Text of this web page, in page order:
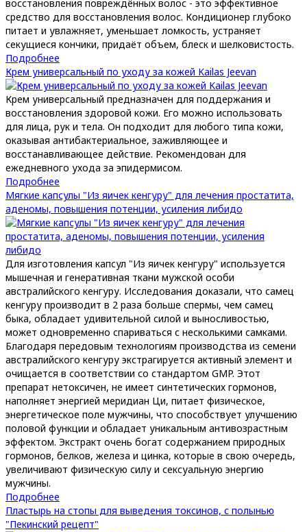
восстановления повреждённых волос - это эффективное
средство для восстановления волос. Кондиционер глубоко
питает и увлажняет, уменьшает ломкость, устраняет
секущиеся кончики, придаёт объем, блеск и шелковистость.
Подробнее
Крем универсальный по уходу за кожей Kailas Jeevan
Крем универсальный предназначен для поддержания и
восстановления здоровой кожи. Его можно использовать
для лица, рук и тела. Он подходит для любого типа кожи,
оказывая антибактериальное, заживляющее и
восстанавливающее действие. Рекомендован для
ежедневного ухода за эпидермисом.
Подробнее
Мягкие капсулы "Из яичек кенгуру" для лечения простатита,
аденомы, повышения потенции, усиления либидо
Для изготовления капсул "Из яичек кенгуру" используется
мышечная и генеративная ткани мужской особи
австралийского кенгуру. Исследования доказали, что самец
кенгуру производит в 2 раза больше спермы, чем самец
быка, обладает удивительной силой и выносливостью,
может одновременно спариваться с несколькими самками.
Благодаря передовым технологиям производства из семени
австралийского кенгуру экстрагируется активный элемент и
очищается в соответствии со стандартом GMP. Этот
препарат нетоксичен, не имеет синтетических гормонов,
наполняет энергией меридиан Ци, питает физическое,
энергетическое поле мужчины, что способствует улучшению
половой функции и обладает уникальным антивозрастным
эффектом. Экстракт очень богат содержанием природных
гормонов, белков, железа и цинка, которые в свою очередь,
увеличивают физическую силу и сексуальную энергию
мужчины.
Подробнее
Пластырь на стопы для выведения токсинов, с полынью
"Пекинский рецепт"